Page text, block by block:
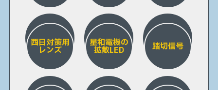
西日対策用
レンズ
星和電機の
拡散LED 踏切信号